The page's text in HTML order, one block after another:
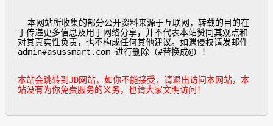
于传递更多信息及用于网络分享，并不代表本站赞同其观点和
对其真实性负责，也不构成任何其他建议。如遇侵权请发邮件
admin#asussmart.com 进行删除（#替换成@）！
本站会跳转到JD网站，如你不能接受，请退出访问本网站，本
站没有为你免费服务的义务，也请大家文明访问！